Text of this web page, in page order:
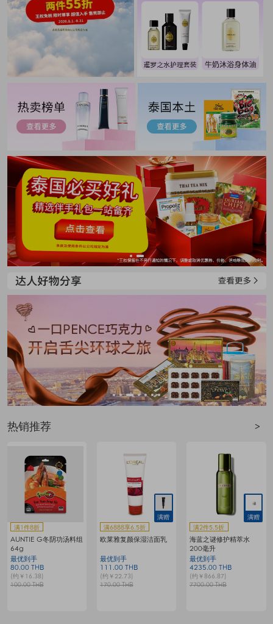
热销推荐 >
满1件8折
AUNTIE G冬阴功汤料组
64g
最优到手
80.00 THB
(约￥16.38)
100.00 THB
满赠
满6888享6.5折
欧莱雅复颜保湿洁面乳
最优到手
111.00 THB
(约￥22.73)
170.00 THB
满赠
满2件5.5折
海蓝之谜修护精萃水
200毫升
最优到手
4235.00 THB
(约￥866.87)
7700.00 THB